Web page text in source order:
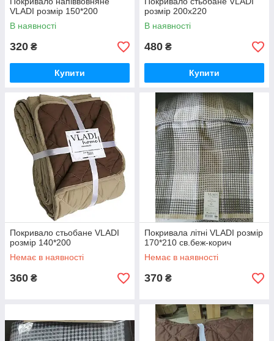
VLADI розмір 150*200
В наявності
320 ₴
Купити
розмір 200х220
В наявності
480 ₴
Купити
Покривало стьобане VLADI
розмір 140*200
Немає в наявності
360 ₴
Покривала літні VLADI розмір
170*210 св.беж-корич
Немає в наявності
370 ₴